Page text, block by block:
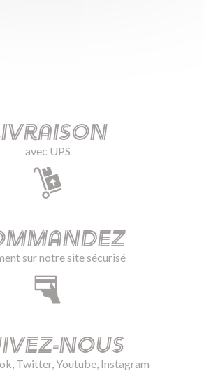
avec UPS
sur notre site sécurisé
nous
Twitter, Youtube, Instagram